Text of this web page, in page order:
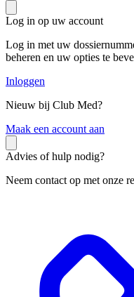
Log in op uw account
Log in met uw
beheren en uw opties te
Inloggen
Nieuw bij Club Med?
Maak een account aan
Advies of hulp nodig?
Neem contact op met onze